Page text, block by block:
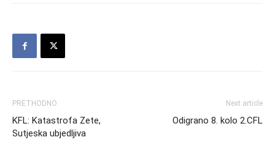
PRETHODNO
KFL: Katastrofa Zete,
Sutjeska ubjedljiva
Next article
Odigrano 8. kolo 2.CFL